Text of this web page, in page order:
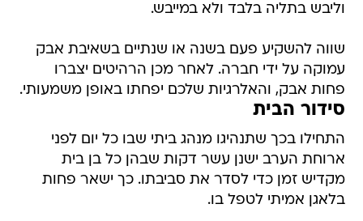
וליבש בתליה בלבד ולא במייבש.
שווה להשקיע פעם בשנה או שנתיים בשאיבת אבק
עמוקה על ידי חברה. לאחר מכן הרהיטים יצברו
פחות אבק, והאלרגיות שלכם יפחתו באופן משמעותי.
סידור הבית
התחילו בכך שתנהיגו מנהג ביתי שבו כל יום לפני
ארוחת הערב ישנן עשר דקות שבהן כל בן בית
מקדיש זמן כדי לסדר את סביבתו. כך ישאר פחות
בלאגן אמיתי לטפל בו.